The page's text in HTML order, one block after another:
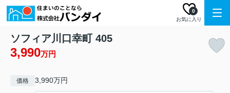
お気に入り
0
ソフィア川口幸町 405
3,990万円
価格 3,990万円